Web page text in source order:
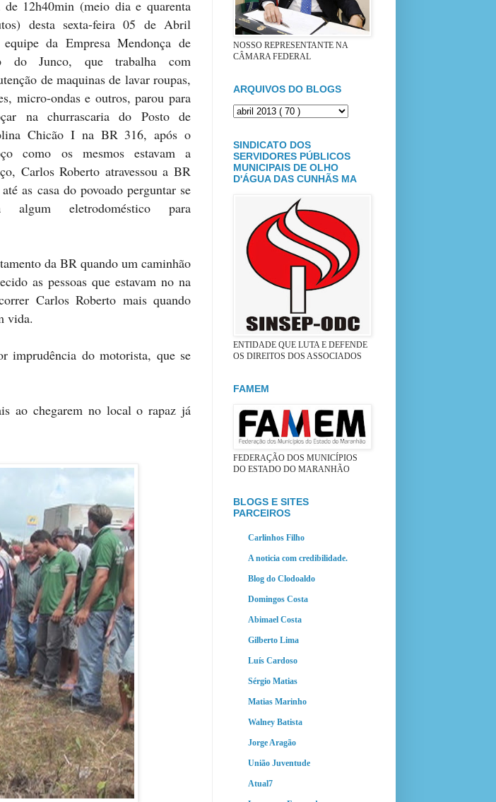
de 12h40min (meio dia e quarenta
desta sexta-feira 05 de Abril
da Empresa Mendonça de
do Junco, que trabalha com
de maquinas de lavar roupas,
micro-ondas e outros, parou para
na churrascaria do Posto de
Chicão I na BR 316, após o
como os mesmos estavam a
Carlos Roberto atravessou a BR
as casa do povoado perguntar se
algum eletrodoméstico para
da BR quando um caminhão
as pessoas que estavam no na
Carlos Roberto mais quando
vida.
imprudência do motorista, que se
ao chegarem no local o rapaz já
NOSSO REPRESENTANTE NA
CÂMARA FEDERAL
ARQUIVOS DO BLOGS
SINDICATO DOS
SERVIDORES PÚBLICOS
MUNICIPAIS DE OLHO
D'ÁGUA DAS CUNHÃS MA
ENTIDADE QUE LUTA E DEFENDE
OS DIREITOS DOS ASSOCIADOS
FAMEM
FEDERAÇÃO DOS MUNICÍPIOS
DO ESTADO DO MARANHÃO
BLOGS E SITES
PARCEIROS
Carlinhos Filho
A noticia com credibilidade.
Blog do Clodoaldo
Domingos Costa
Abimael Costa
Gilberto Lima
Luís Cardoso
Sérgio Matias
Matias Marinho
Walney Batista
Jorge Aragão
União Juventude
Atual7